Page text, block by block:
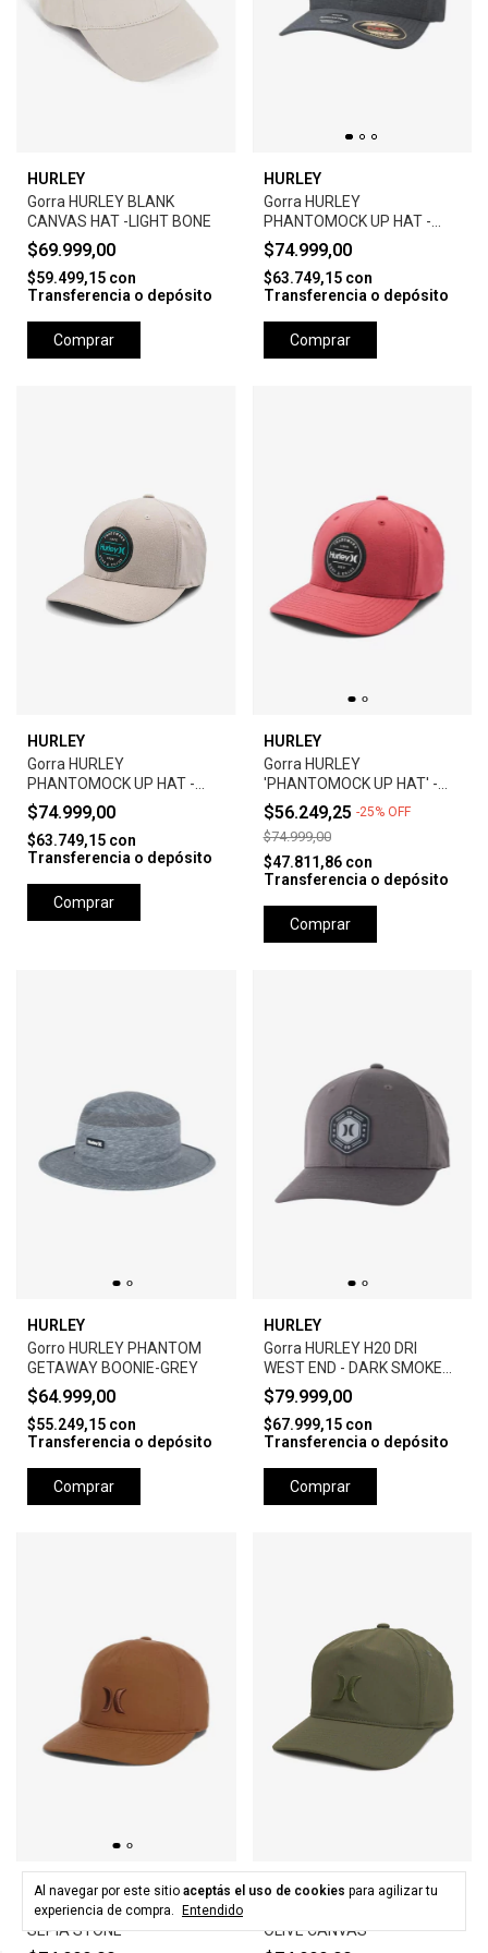
Al navegar por este sitio aceptás el uso de cookies para agilizar tu
experiencia de compra.
Entendido
HURLEY
Gorra HURLEY BLANK
CANVAS HAT -LIGHT BONE
$69.999,00
$59.499,15 con
Transferencia o depósito
Comprar
HURLEY
Gorra HURLEY
PHANTOMOCK UP HAT -
BLACK
$74.999,00
$63.749,15 con
Transferencia o depósito
Comprar
HURLEY
Gorra HURLEY
PHANTOMOCK UP HAT -
GREY
$74.999,00
$63.749,15 con
Transferencia o depósito
Comprar
HURLEY
Gorra HURLEY
'PHANTOMOCK UP HAT' -
UNIVERSTY RED
$56.249,25 -25% OFF
$74.999,00
$47.811,86 con
Transferencia o depósito
Comprar
HURLEY
Gorro HURLEY PHANTOM
GETAWAY BOONIE-GREY
$64.999,00
$55.249,15 con
Transferencia o depósito
Comprar
HURLEY
Gorra HURLEY H20 DRI
WEST END - DARK SMOKE
GREY
$79.999,00
$67.999,15 con
Transferencia o depósito
Comprar
HURLEY
Gorra HURLEY LEVELS HAT -
SEPIA STONE
HURLEY
OLIVE CANVAS